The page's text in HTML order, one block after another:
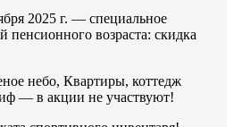
2025 г. — специальное
пенсионного возраста: скидка
небо, Квартиры, коттедж
— в акции не участвуют!